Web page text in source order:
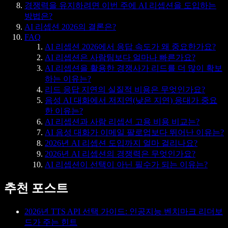
경쟁력을 유지하려면 이번 주에 AI 리셉션을 도입하는
방법은?
AI 리셉션 2026의 결론은?
FAQ
AI 리셉션 2026에서 응답 속도가 왜 중요한가요?
AI 리셉션은 사람팀보다 얼마나 빠른가요?
AI 리셉션을 활용한 경쟁사가 리드를 더 많이 확보
하는 이유는?
리드 응답 지연의 실질적 비용은 무엇인가요?
음성 AI 대화에서 저지연(낮은 지연) 응대가 중요
한 이유는?
AI 리셉션과 사람 리셉션 고용 비용 비교는?
AI 음성 대화가 이메일 팔로업보다 뛰어난 이유는?
2026년 AI 리셉션 도입까지 얼마 걸리나요?
2026년 AI 리셉션의 경쟁력은 무엇인가요?
AI 리셉션이 선택이 아닌 필수가 되는 이유는?
추천 포스트
2026년 TTS API 선택 가이드: 인공지능 벤치마크 리더보
드가 주는 힌트